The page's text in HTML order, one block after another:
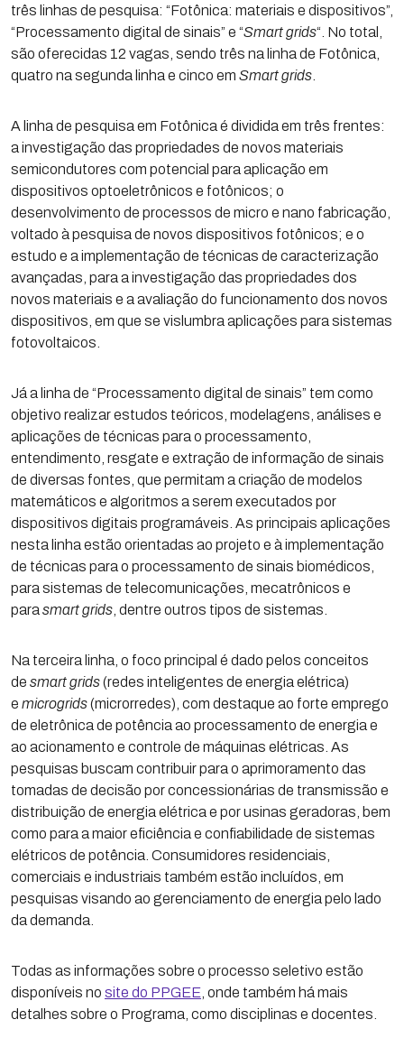
três linhas de pesquisa: “Fotônica: materiais e dispositivos”,
“Processamento digital de sinais” e “Smart grids“. No total,
são oferecidas 12 vagas, sendo três na linha de Fotônica,
quatro na segunda linha e cinco em Smart grids
A linha de pesquisa em Fotônica é dividida em três frentes:
a investigação das propriedades de novos materiais
semicondutores com potencial para aplicação em
dispositivos optoeletrônicos e fotônicos; o
desenvolvimento de processos de micro e nano fabricação,
voltado à pesquisa de novos dispositivos fotônicos; e o
estudo e a implementação de técnicas de caracterização
avançadas, para a investigação das propriedades dos
novos materiais e a avaliação do funcionamento dos novos
dispositivos, em que se vislumbra aplicações para sistemas
fotovoltaicos.
Já a linha de “Processamento digital de sinais” tem como
objetivo realizar estudos teóricos, modelagens, análises e
aplicações de técnicas para o processamento,
entendimento, resgate e extração de informação de sinais
de diversas fontes, que permitam a criação de modelos
matemáticos e algoritmos a serem executados por
dispositivos digitais programáveis. As principais aplicações
nesta linha estão orientadas ao projeto e à implementação
de técnicas para o processamento de sinais biomédicos,
para sistemas de telecomunicações, mecatrônicos e
para smart grids , dentre outros tipos de sistemas.
Na terceira linha, o foco principal é dado pelos conceitos
de smart grids(redes inteligentes de energia elétrica)
e microgrids(microrredes), com destaque ao forte emprego
de eletrônica de potência ao processamento de energia e
ao acionamento e controle de máquinas elétricas. As
pesquisas buscam contribuir para o aprimoramento das
tomadas de decisão por concessionárias de transmissão e
distribuição de energia elétrica e por usinas geradoras, bem
como para a maior eficiência e confiabilidade de sistemas
elétricos de potência. Consumidores residenciais,
comerciais e industriais também estão incluídos, em
pesquisas visando ao gerenciamento de energia pelo lado
da demanda.
Todas as informações sobre o processo seletivo estão
disponíveis no site do PPGEE , onde também há mais
detalhes sobre o Programa, como disciplinas e docentes.